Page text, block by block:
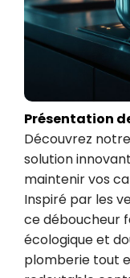
Présentation
Découvrez
solution
maintenir vos
Inspiré par les
ce déboucheur
écologique et
plomberie tout